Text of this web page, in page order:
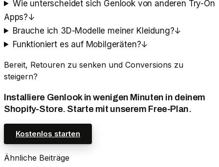
Wie unterscheidet sich Genlook von anderen Try-On
Apps?↓
Brauche ich 3D-Modelle meiner Kleidung?↓
Funktioniert es auf Mobilgeräten?↓
Bereit, Retouren zu senken und Conversions zu
steigern?
Installiere Genlook in wenigen Minuten in deinem
Shopify-Store. Starte mit unserem Free-Plan.
Kostenlos starten
Ähnliche Beiträge